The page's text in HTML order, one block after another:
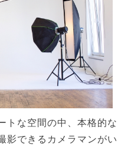
トな空間の中、本格的な
影できるカメラマンがい